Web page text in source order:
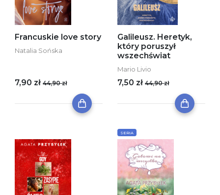
Francuskie love story
Natalia Sońska
7,90 zł 44,90 zł
Galileusz. Heretyk,
który poruszył
wszechświat
Mario Livio
7,50 zł 44,90 zł
SERIA